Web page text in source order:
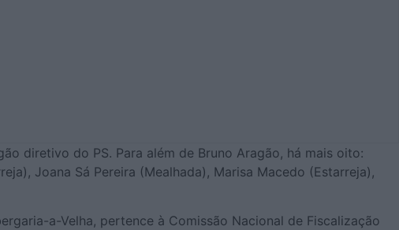
diretivo do PS. Para além de Bruno Aragão, há mais oito:
Joana Sá Pereira (Mealhada), Marisa Macedo (Estarreja),
a-Velha, pertence à Comissão Nacional de Fiscalização